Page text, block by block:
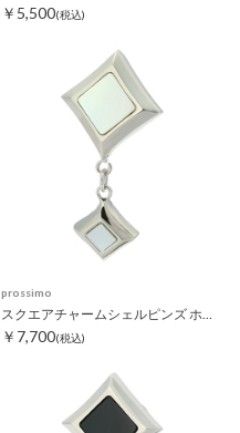
￥5,500(税込)
prossimo
￥7,700(税込)